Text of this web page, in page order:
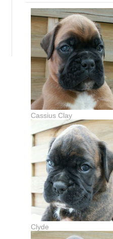
Cassius Clay
Clyde